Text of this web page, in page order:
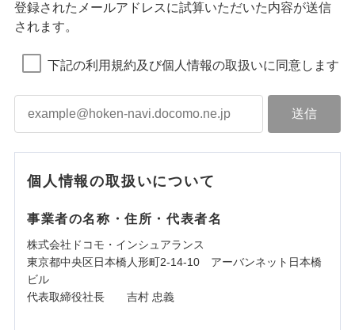
登録されたメールアドレスに試算いただいた内容が送信
されます。
下記の利用規約及び個人情報の取扱いに同意します
個人情報の取扱いについて
事業者の名称・住所・代表者名
株式会社ドコモ・インシュアランス
東京都中央区日本橋人形町2-14-10 アーバンネット日本橋
ビル
代表取締役社長 吉村 忠義